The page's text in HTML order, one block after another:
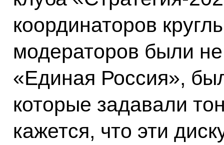
координаторов
модераторов были
«Единая Россия»,
которые задавали
кажется, что эти